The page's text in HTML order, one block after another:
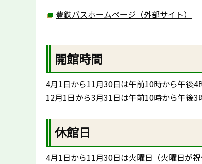
豊鉄バスホームページ（外部サイト）
開館時間
4月1日から11月30日は午前10時から午後4
12月1日から3月31日は午前10時から午後3
休館日
4月1日から11月30日は火曜日（火曜日が祝